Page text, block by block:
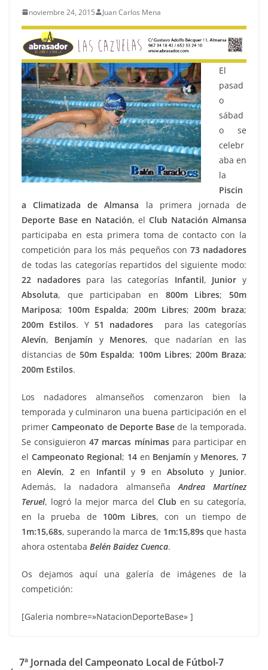
noviembre 24, 2015 Juan Carlos Mena
El
pasad
o
sábad
o se
celebr
aba en
la
Piscin
a Climatizada de Almansa la primera jornada de
Deporte Base en Natación, el Club Natación Almansa
participaba en esta primera toma de contacto con la
competición para los más pequeños con 73 nadadores
de todas las categorías repartidos del siguiente modo:
22 nadadorespara las categorías Infantil, Junior y
Absoluta, que participaban en 800m Libres;50m
Mariposa; 100m Espalda;200m Libres;200m braza;
200m Estilos. Y 51 nadadores para las categorías
Alevín, Benjamín y Menores, que nadarían en las
distancias de50m Espalda; 100m Libres; 200m Braza;
200m Estilos.
Los nadadores almanseños comenzaron bien la
temporada y culminaron una buena participación en el
primerCampeonato de Deporte Base de la temporada.
Se consiguieron47 marcas mínimaspara participar en
el Campeonato Regional; 14en Benjamín y Menores, 7
enAlevín, 2en Infantil y9 enAbsoluto y Junior.
Además, la nadadora almanseñaAndrea
Martínez
Teruel, logró la mejor marca del Club en su categoría,
en la prueba de 100m Libres, con un tiempo de
1m:15,68s, superando la marca de 1m:15,89sque hasta
ahora ostentaba Belén Baidez Cuenca.
Os dejamos aquí una galería de imágenes de la
competición:
[Galeria nombre=»NatacionDeporteBase» ]
7ª Jornada del Campeonato Local de Fútbol-7